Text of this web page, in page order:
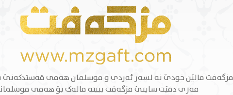
مزگەفت مالێن خودێ نە لسەر ئەردی و موسلمان هەمی
مەژی دڤێت سایتێ مزگەفت ببیتە مالەک بۆ هەمی